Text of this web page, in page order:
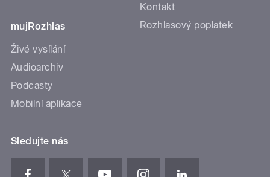
mujRozhlas
Živé vysílání
Audioarchiv
Podcasty
Mobilní aplikace
Kontakt
Rozhlasový poplatek
Sledujte nás